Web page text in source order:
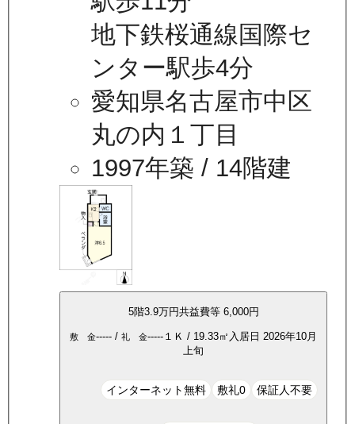
地下鉄桜通線国際セ
ンター駅歩4分
愛知県名古屋市中区
丸の内１丁目
1997年築 / 14階建
5階3.9万円共益費等 6,000円
敷 金----- / 礼 金----- １Ｋ / 19.33㎡ 入居日 2026年10月
上旬
インターネット無料 敷礼0 保証人不要